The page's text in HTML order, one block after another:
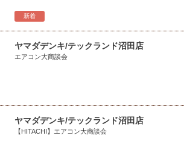
新着
ヤマダデンキ/テックランド沼田店
エアコン大商談会
ヤマダデンキ/テックランド沼田店
【HITACHI】エアコン大商談会